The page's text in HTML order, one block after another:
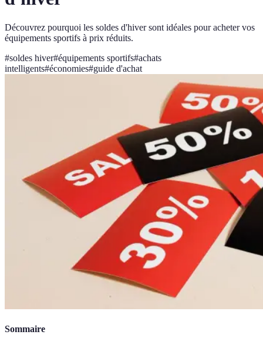
Découvrez pourquoi les soldes d'hiver sont idéales pour acheter vos
équipements sportifs à prix réduits.
#soldes hiver#équipements sportifs#achats
intelligents#économies#guide d'achat
Sommaire